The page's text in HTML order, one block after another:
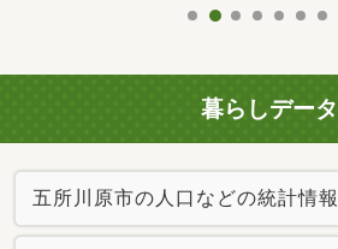
暮らしデータ
五所川原市の人口などの統計情報